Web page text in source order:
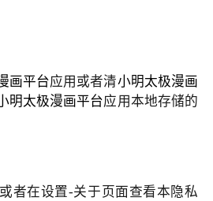
画平台应用或者清小明太极漫画
明太极漫画平台应用本地存储的
者在设置-关于页面查看本隐私